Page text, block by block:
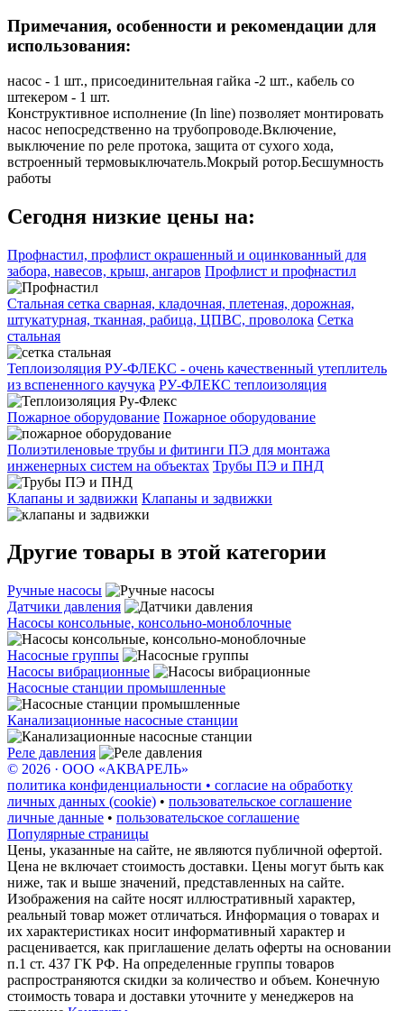
Примечания, особенности и рекомендации для
использования:
насос - 1 шт., присоединительная гайка -2 шт., кабель со
штекером - 1 шт.
Конструктивное исполнение (In line) позволяет монтировать
насос непосредственно на трубопроводе.Включение,
выключение по реле протока, защита от сухого хода,
встроенный термовыключатель.Мокрый ротор.Бесшумность
работы
Сегодня низкие цены на:
Профнастил, профлист окрашенный и оцинкованный для
забора, навесов, крыш, ангаров Профлист и профнастил
Стальная сетка сварная, кладочная, плетеная, дорожная,
штукатурная, тканная, рабица, ЦПВС, проволока Сетка
стальная
Теплоизоляция РУ-ФЛЕКС - очень качественный утеплитель
из вспененного каучука РУ-ФЛЕКС теплоизоляция
Пожарное оборудование Пожарное оборудование
Полиэтиленовые трубы и фитинги ПЭ для монтажа
инженерных систем на объектах Трубы ПЭ и ПНД
Клапаны и задвижки Клапаны и задвижки
Другие товары в этой категории
Ручные насосы
Датчики давления
Насосы консольные, консольно-моноблочные
Насосные группы
Насосы вибрационные
Насосные станции промышленные
Канализационные насосные станции
Реле давления
© 2026 · ООО «АКВАРЕЛЬ»
политика конфиденциальности • согласие на обработку
личных данных (cookie) • пользовательское соглашение
личные данные • пользовательское соглашение
Популярные страницы
Цены, указанные на сайте, не являются публичной офертой.
Цена не включает стоимость доставки. Цены могут быть как
ниже, так и выше значений, представленных на сайте.
Изображения на сайте носят иллюстративный характер,
реальный товар может отличаться. Информация о товарах и
их характеристиках носит информативный характер и
расценивается, как приглашение делать оферты на основании
п.1 ст. 437 ГК РФ. На определенные группы товаров
распространяются скидки за количество и объем. Конечную
стоимость товара и доставки уточните у менеджеров на